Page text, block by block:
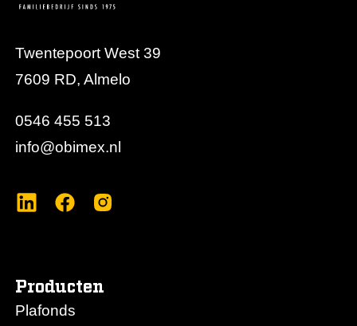
Twentepoort West 39
7609 RD, Almelo
0546 455 513
info@obimex.nl
Producten
Plafonds